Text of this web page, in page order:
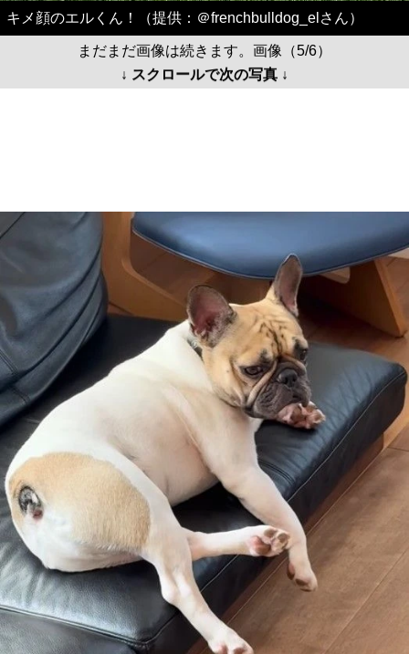
キメ顔のエルくん！（提供：＠frenchbulldog_elさん）
まだまだ画像は続きます。画像（5/6）
↓ スクロールで次の写真 ↓